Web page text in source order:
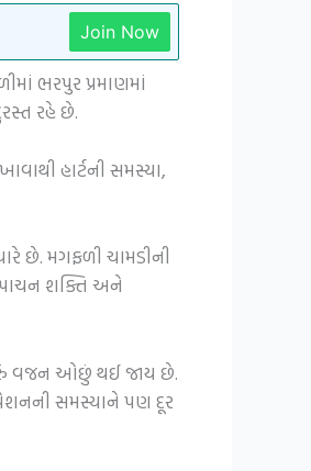
Join Now
ભરપુર પ્રમાણમાં
રહે છે.
હાર્ટની સમસ્યા,
છે. મગફળી ચામડીની
પાચન શક્તિ અને
વજન ઓછું થઈ જાય છે.
સમસ્યાને પણ દૂર